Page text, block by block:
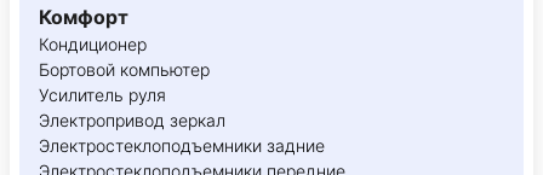
Комфорт
Кондиционер
Бортовой компьютер
Усилитель руля
Электропривод зеркал
Электростеклоподъемники задние